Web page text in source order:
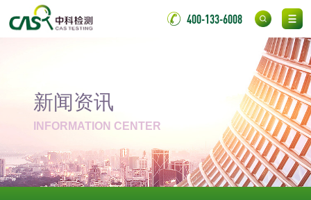
400-133-6008
新闻资讯
INFORMATION CENTER
成分分析配方研发 驱蚊检测
防霉检测 霉菌污染分析
消毒产品备案 防螨除螨检测